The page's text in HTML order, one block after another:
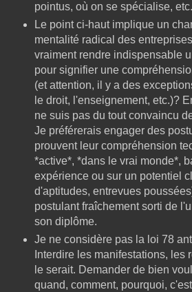
pointus, où on se spécialise, etc.
Le point ci-haut implique un
mentalité radical des
vraiment rendre indispensable
pour signifier une
(et attention, il y a des
le droit, l'enseignement, etc.)?
ne suis pas du tout convaincu
Je préférerais engager des
prouvent leur compréhension
*active*, *dans le vrai monde*,
expérience ou sur un potentiel
d'aptitudes, entrevues
postulant fraîchement sorti de
son diplôme.
Je ne considère pas la loi 78
Interdire les manifestations, les
le serait. Demander de bien
quand, comment, pourquoi,